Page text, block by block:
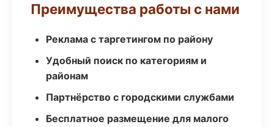
Преимущества работы с нами
Реклама с таргетингом по району
Удобный поиск по категориям и
районам
Партнёрство с городскими службами
Бесплатное размещение для малого